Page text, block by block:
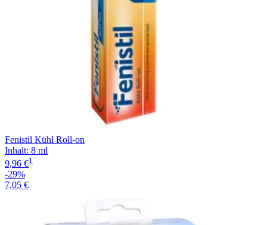
Fenistil Kühl Roll-on
Inhalt: 8 ml
9,96 €1
-29%
7,05 €